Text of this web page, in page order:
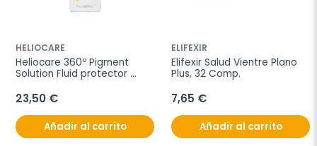
HELIOCARE
Heliocare 360º Pigment
Solution Fluid protector
23,50 €
Añadir al carrito
ELIFEXIR
Elifexir Salud Vientre Plano
Plus, 32 Comp.
7,65 €
Añadir al carrito